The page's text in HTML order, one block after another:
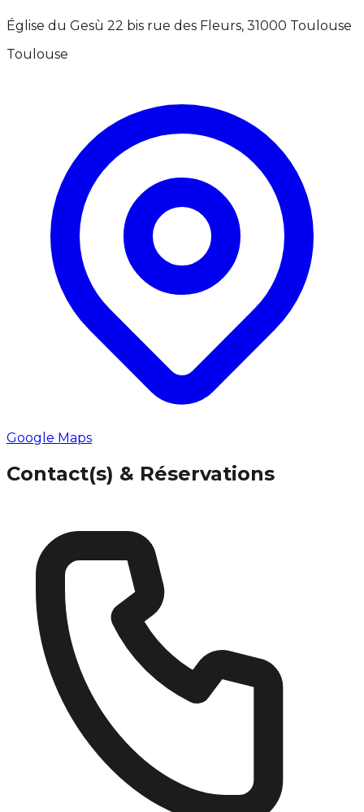
Église du Gesù 22 bis rue des Fleurs, 31000 Toulouse
Toulouse
Google Maps
Contact(s) & Réservations